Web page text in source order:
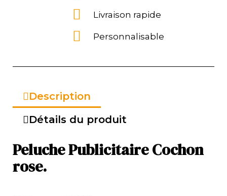
Livraison rapide
Personnalisable
Description
Détails du produit
Peluche Publicitaire Cochon
rose.